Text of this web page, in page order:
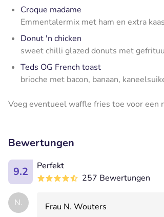
Croque madame
Emmentalermix met ham en extra
Donut 'n chicken
sweet chilli glazed donuts met
Teds OG French toast
brioche met bacon, banaan,
Voeg eventueel waffle fries toe voor
Bewertungen
9.2
Perfekt
257 Bewertungen
N.
Frau N. Wouters